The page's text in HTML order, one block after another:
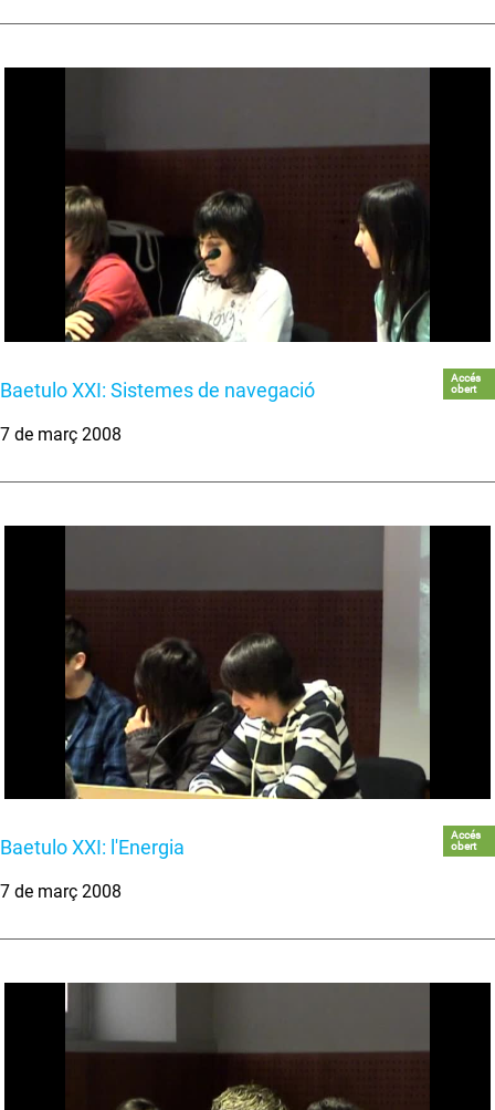
Baetulo XXI: Sistemes de navegació
Accés
obert
7 de març 2008
Baetulo XXI: l'Energia
Accés
obert
7 de març 2008